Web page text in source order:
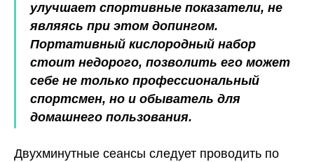
улучшает спортивные показатели, не
являясь при этом допингом.
Портативный кислородный набор
стоит недорого, позволить его может
себе не только профессиональный
спортсмен, но и обыватель для
домашнего пользования.
Двухминутные сеансы следует проводить по
МЕНЮ ДЛЯ КЛИЕНТА
КОНТАКТЫ
г. Москва, ул. Средняя
Калитниковская, 26/27с1
+7 (495) 129-51-70
info@o203.ru